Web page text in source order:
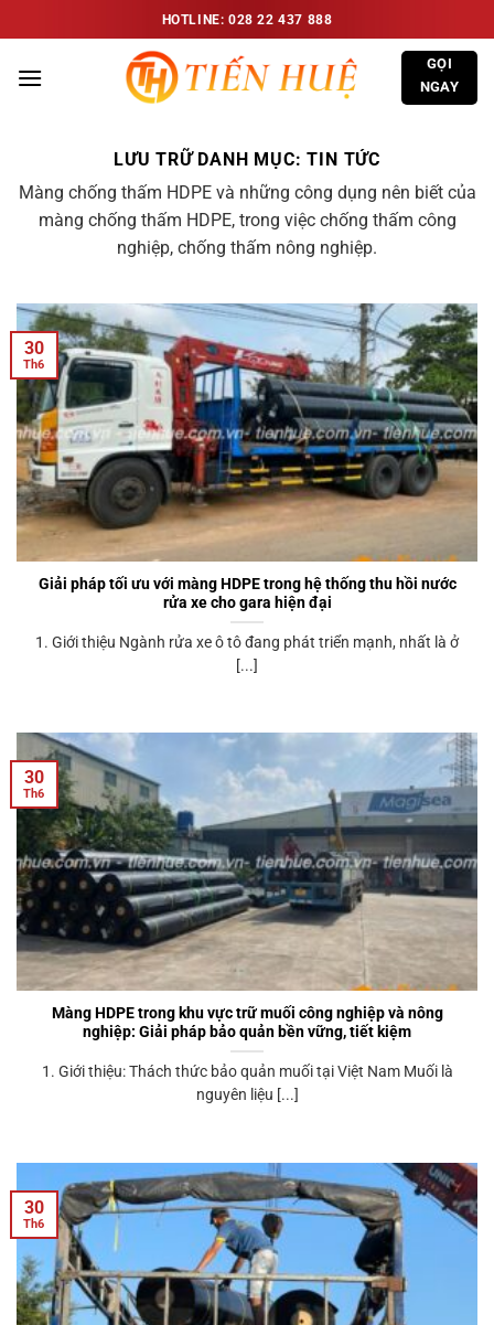
qua
nội
HOTLINE: 028 22 437 888
GỌI
NGAY
LƯU TRỮ DANH MỤC:TIN TỨC
Màng chống thấm HDPE và những công dụng nên biết của
màng chống thấm HDPE, trong việc chống thấm công
nghiệp, chống thấm nông nghiệp.
Giải pháp tối ưu với màng HDPE trong hệ thống thu hồi nước
rửa xe cho gara hiện đại
1. Giới thiệu Ngành rửa xe ô tô đang phát triển mạnh, nhất là ở
[...]
30
Th6
Màng HDPE trong khu vực trữ muối công nghiệp và nông
nghiệp: Giải pháp bảo quản bền vững, tiết kiệm
1. Giới thiệu: Thách thức bảo quản muối tại Việt Nam Muối là
nguyên liệu [...]
30
Th6
30
Th6